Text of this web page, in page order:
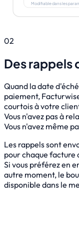
Modifiable dans les
02
Des rappels
Quand la date
paiement,
courtois à votre
Vous n'avez pas à
Vous n'avez même
Les rappels sont
pour chaque facture
Si vous préférez en
autre moment, le
disponible dans le